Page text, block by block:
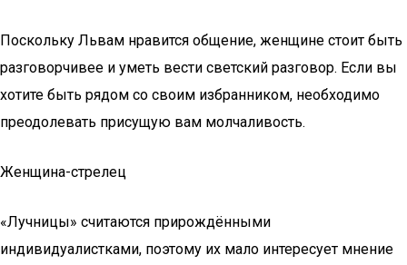
Поскольку Львам нравится общение, женщине стоит быть
разговорчивее и уметь вести светский разговор. Если вы
хотите быть рядом со своим избранником, необходимо
преодолевать присущую вам молчаливость.
Женщина-стрелец
«Лучницы» считаются прирождёнными
индивидуалистками, поэтому их мало интересует мнение